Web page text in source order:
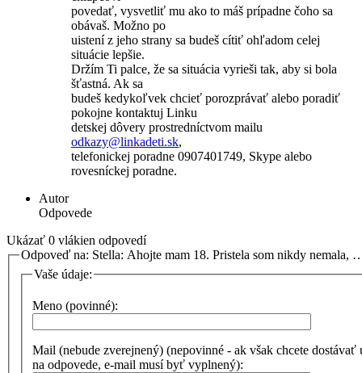
povedať, vysvetliť mu ako to máš prípadne čoho sa
obávaš. Možno po
uistení z jeho strany sa budeš cítiť ohľadom celej
situácie lepšie.
Držím Ti palce, že sa situácia vyrieši tak, aby si bola
šťastná. Ak sa
budeš kedykoľvek chcieť porozprávať alebo poradiť
pokojne kontaktuj Linku
detskej dôvery prostredníctvom mailu
odkazy@linkadeti.sk,
telefonickej poradne 0907401749, Skype alebo
rovesníckej poradne.
Autor
Odpovede
Ukázať 0 vlákien odpovedí
Odpoveď na: Stella: Ahojte mam 18. Pristela som nikdy nemala,
Vaše údaje:
Meno (povinné):
Mail (nebude zverejnený) (nepovinné - ak však chcete dostávať
na odpovede, e-mail musí byť vyplnený):